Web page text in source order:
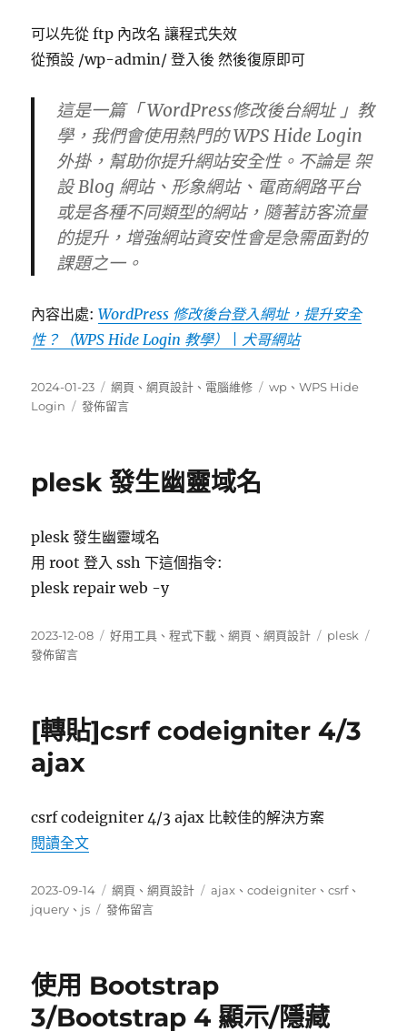
可以先從 ftp 內改名 讓程式失效
從預設 /wp-admin/ 登入後 然後復原即可
這是一篇「 WordPress修改後台網址 」教
學，我們會使用熱門的 WPS Hide Login
外掛，幫助你提升網站安全性。不論是 架
設 Blog 網站、形象網站、電商網路平台
或是各種不同類型的網站，隨著訪客流量
的提升，增強網站資安性會是急需面對的
課題之一。
內容出處:WordPress 修改後台登入網址，提升安全
性？（WPS Hide Login 教學） | 犬哥網站
發
佈
2024-01-23
分
類
網頁 、網頁設計 、 電腦維修
標
wp 、WPS Hide
Login
在
改
登
入
址，
升
Hide
Login
教
發佈留言
plesk 發生幽靈域名
plesk 發生幽靈域名
用 root 登入 ssh 下這個指令:
plesk repair web -y
發
佈
2023-12-08
分
好用工具 、程式下載 、網頁 、網頁設計
標
plesk
發佈留言
[轉貼]csrf codeigniter 4/3
ajax
csrf codeigniter 4/3 ajax 比較佳的解決方案
閱讀全文〈[轉貼]csrf codeigniter 4/3 ajax〉
發
佈
2023-09-14
分
類
網頁 、網頁設計
標
ajax 、codeigniter 、csrf、
jquery 、 js
在
4/3
發佈留言
使用 Bootstrap
3/Bootstrap 4 顯示/隱藏